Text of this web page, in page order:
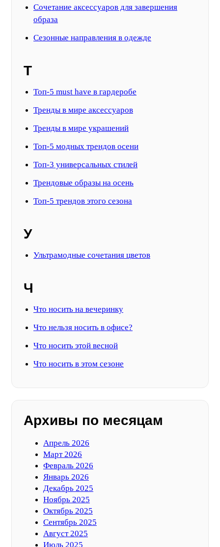
Сочетание аксессуаров для завершения
образа
Сезонные направления в одежде
Т
Топ-5 must have в гардеробе
Тренды в мире аксессуаров
Тренды в мире украшений
Топ-5 модных трендов осени
Топ-3 универсальных стилей
Трендовые образы на осень
Топ-5 трендов этого сезона
У
Ультрамодные сочетания цветов
Ч
Что носить на вечеринку
Что нельзя носить в офисе?
Что носить этой весной
Что носить в этом сезоне
Архивы по месяцам
Апрель 2026
Март 2026
Февраль 2026
Январь 2026
Декабрь 2025
Ноябрь 2025
Октябрь 2025
Сентябрь 2025
Август 2025
Июль 2025